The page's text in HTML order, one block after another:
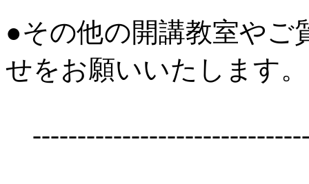
●その他の開講教室やご
せをお願いいたします。